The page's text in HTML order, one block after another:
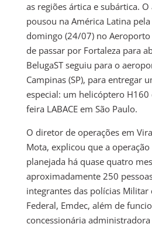
as regiões ártica e subártica.
pousou na América Latina
domingo (24/07) no Aeroporto
de passar por Fortaleza para
BelugaST seguiu para o
Campinas (SP), para entregar
especial: um helicóptero
feira LABACE em São Paulo.
O diretor de operações em
Mota, explicou que a
planejada há quase quatro
aproximadamente 250
integrantes das polícias Militar
Federal, Emdec, além de
concessionária